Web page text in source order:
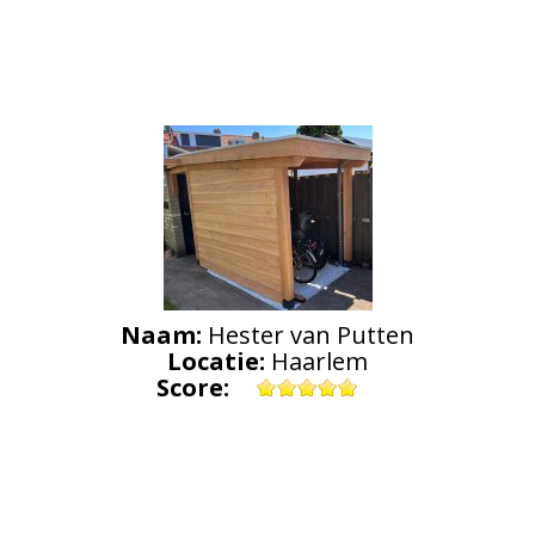
Naam: Hester van Putten
Locatie: Haarlem
Score: